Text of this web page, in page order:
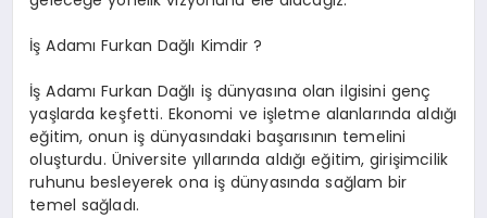
OYUN
İş Adamı Furkan Dağlı Kimdir ?
İş Adamı Furkan Dağlı iş dünyasına olan ilgisini genç
yaşlarda keşfetti. Ekonomi ve işletme alanlarında aldığı
eğitim, onun iş dünyasındaki başarısının temelini
oluşturdu. Üniversite yıllarında aldığı eğitim, girişimcilik
ruhunu besleyerek ona iş dünyasında sağlam bir
temel sağladı.